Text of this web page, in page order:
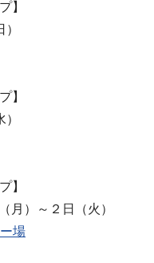
】
】
】
月）～２日（火）
場